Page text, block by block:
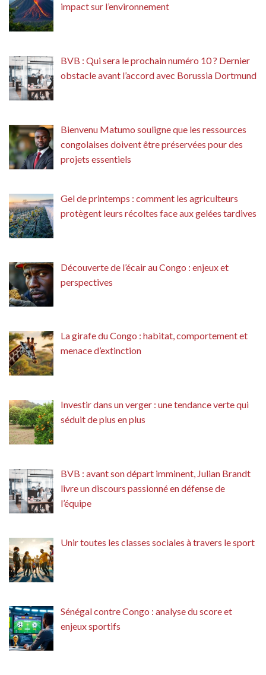
impact sur l’environnement
BVB : Qui sera le prochain numéro 10 ? Dernier
obstacle avant l’accord avec Borussia Dortmund
Bienvenu Matumo souligne que les ressources
congolaises doivent être préservées pour des
projets essentiels
Gel de printemps : comment les agriculteurs
protègent leurs récoltes face aux gelées tardives
Découverte de l’écair au Congo : enjeux et
perspectives
La girafe du Congo : habitat, comportement et
menace d’extinction
Investir dans un verger : une tendance verte qui
séduit de plus en plus
BVB : avant son départ imminent, Julian Brandt
livre un discours passionné en défense de
l’équipe
Unir toutes les classes sociales à travers le sport
Sénégal contre Congo : analyse du score et
enjeux sportifs